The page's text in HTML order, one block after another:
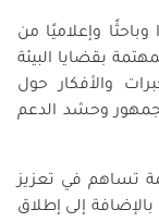
مشاركة أكثر من 160 خبيرًا وباحثًا وإعلاميًا من
بقضايا البيئة
والأفكار حول
وحشد الدعم
تساهم في تعزيز
بالإضافة إلى إطلاق